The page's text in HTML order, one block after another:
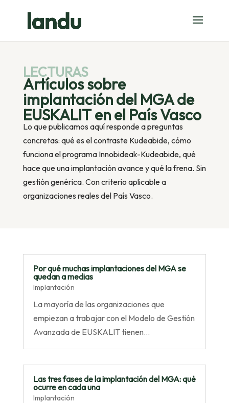
LECTURAS
Artículos sobre
implantación del MGA de
EUSKALIT en el País Vasco
Lo que publicamos aquí responde a preguntas
concretas: qué es el contraste Kudeabide, cómo
funciona el programa Innobideak-Kudeabide, qué
hace que una implantación avance y qué la frena. Sin
gestión genérica. Con criterio aplicable a
organizaciones reales del País Vasco.
Por qué muchas implantaciones del MGA se
quedan a medias
Implantación
La mayoría de las organizaciones que
empiezan a trabajar con el Modelo de Gestión
Avanzada de EUSKALIT tienen…
Las tres fases de la implantación del MGA: qué
ocurre en cada una
Implantación